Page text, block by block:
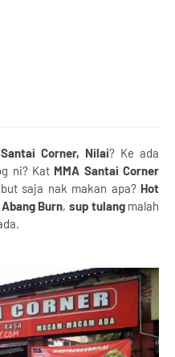
Santai Corner, Nilai? Ke ada
ni? Kat MMA Santai Corner
saja nak makan apa? Hot
Burn, sup tulang malah